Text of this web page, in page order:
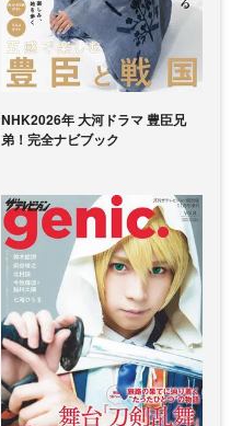
NHK2026年 大河ドラマ 豊臣兄
弟！完全ナビブック